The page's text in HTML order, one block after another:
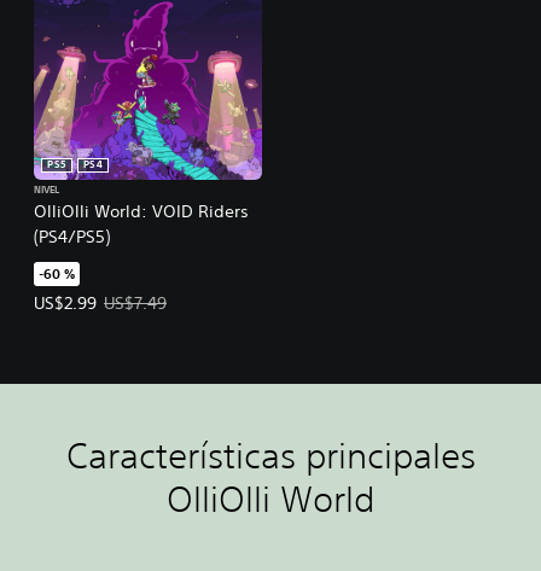
OlliOlli World: VOID Riders
(PS4/PS5)
PS5
PS4
NIVEL
-60 %
US$2.99
Precio de la oferta: US$2.99. Precio original: US$7.49.
US$7.49
Características principales
OlliOlli World